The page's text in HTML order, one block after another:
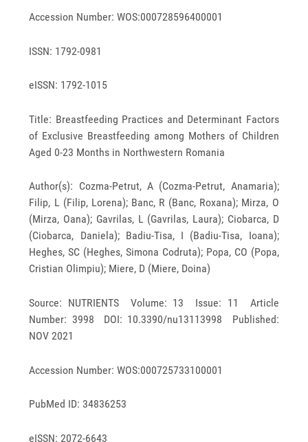
Accession Number: WOS:000728596400001
ISSN: 1792-0981
eISSN: 1792-1015
Title: Breastfeeding Practices and Determinant Factors
of Exclusive Breastfeeding among Mothers of Children
Aged 0-23 Months in Northwestern Romania
Author(s): Cozma-Petrut, A (Cozma-Petrut, Anamaria);
Filip, L (Filip, Lorena); Banc, R (Banc, Roxana); Mirza, O
(Mirza, Oana); Gavrilas, L (Gavrilas, Laura); Ciobarca, D
(Ciobarca, Daniela); Badiu-Tisa, I (Badiu-Tisa, Ioana);
Heghes, SC (Heghes, Simona Codruta); Popa, CO (Popa,
Cristian Olimpiu); Miere, D (Miere, Doina)
Source: NUTRIENTS Volume: 13 Issue: 11 Article
Number: 3998 DOI: 10.3390/nu13113998 Published:
NOV 2021
Accession Number: WOS:000725733100001
PubMed ID: 34836253
eISSN: 2072-6643